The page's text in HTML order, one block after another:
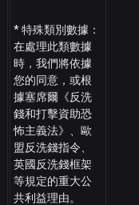
* 特殊類別數據：
在處理此類數據
時，我們將依據
您的同意，或根
據塞席爾《反洗
錢和打擊資助恐
怖主義法》、歐
盟反洗錢指令、
英國反洗錢框架
等規定的重大公
共利益理由。